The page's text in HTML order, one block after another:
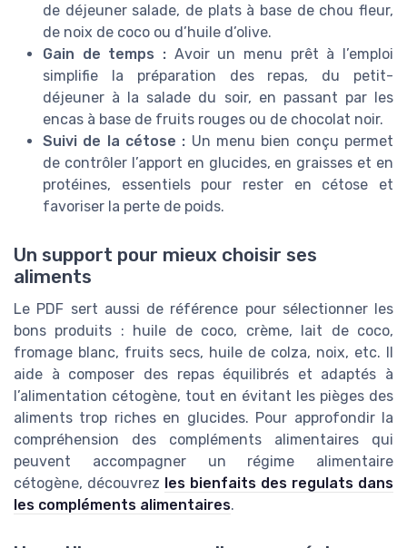
de déjeuner salade, de plats à base de chou fleur,
de noix de coco ou d’huile d’olive.
Gain de temps : Avoir un menu prêt à l’emploi
simplifie la préparation des repas, du petit-
déjeuner à la salade du soir, en passant par les
encas à base de fruits rouges ou de chocolat noir.
Suivi de la cétose : Un menu bien conçu permet
de contrôler l’apport en glucides, en graisses et en
protéines, essentiels pour rester en cétose et
favoriser la perte de poids.
Un support pour mieux choisir ses
aliments
Le PDF sert aussi de référence pour sélectionner les
bons produits : huile de coco, crème, lait de coco,
fromage blanc, fruits secs, huile de colza, noix, etc. Il
aide à composer des repas équilibrés et adaptés à
l’alimentation cétogène, tout en évitant les pièges des
aliments trop riches en glucides. Pour approfondir la
compréhension des compléments alimentaires qui
peuvent accompagner un régime alimentaire
cétogène, découvrez les bienfaits des regulats dans
les compléments alimentaires.